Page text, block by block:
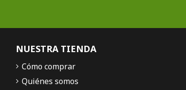
NUESTRA TIENDA
Cómo comprar
Quiénes somos